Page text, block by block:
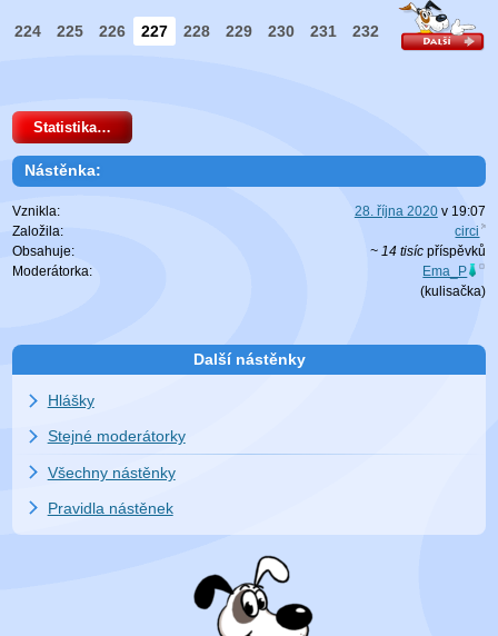
224 225 226 227 228 229 230 231 232
Statistika…
Nástěnka:
Vznikla: 28. října 2020v 19:07
Založila:
circi
Obsahuje:
~ 14 tisícpříspěvků
Moderátorka:
Ema_P
(kulisačka)
Další nástěnky
Hlášky
Stejné moderátorky
Všechny nástěnky
Pravidla nástěnek